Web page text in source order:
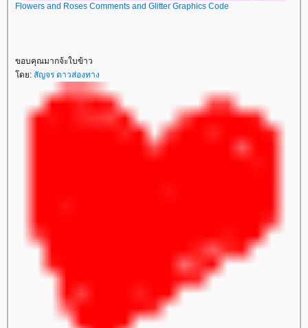
Flowers and Roses Comments and Glitter Graphics Code
ขอบคุณมากจ้ะใบข้าว
ดย: สัญจร ดาวส่องทาง